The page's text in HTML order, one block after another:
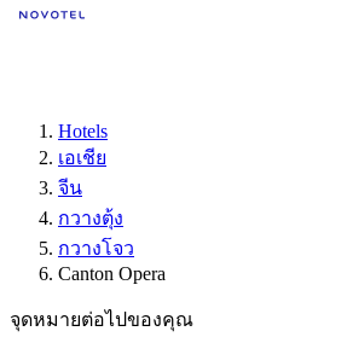
Hotels
เอเชีย
จีน
กวางตุ้ง
กวางโจว
Canton Opera
จุดหมายต่อไปของคุณ